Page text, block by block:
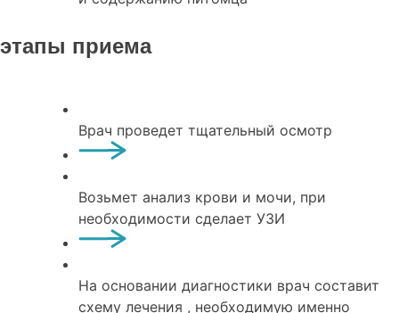
этапы приема
Врач проведет тщательный осмотр
Возьмет анализ крови и мочи, при
необходимости сделает УЗИ
На основании диагностики врач составит
схему лечения , необходимую именно